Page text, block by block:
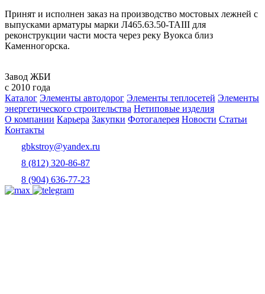
Принят и исполнен заказ на производство мостовых лежней с
выпусками арматуры марки Л465.63.50-ТАIII для
реконструкции части моста через реку Вуокса близ
Каменногорска.
Завод ЖБИ
с 2010 года
Каталог Элементы автодорог Элементы теплосетей Элементы
энергетического строительства Нетиповые изделия
О компании Карьера Закупки Фотогалерея Новости Статьи
Контакты
gbkstroy@yandex.ru
8 (812) 320-86-87
8 (904) 636-77-23